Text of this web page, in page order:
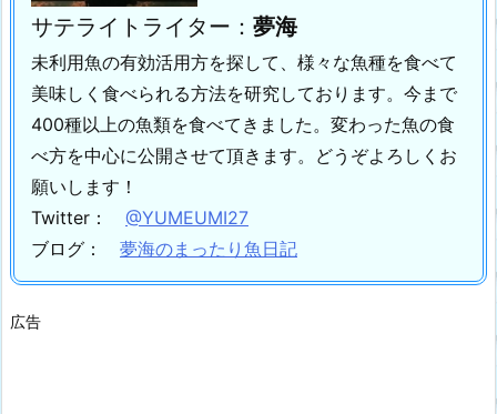
サテライトライター： 夢海
未利用魚の有効活用方を探して、様々な魚種を食べて
美味しく食べられる方法を研究しております。 今まで
400種以上の魚類を食べてきました。 変わった魚の食
べ方を中心に公開させて頂きます。 どうぞよろしくお
願いします！
Twitter： @YUMEUMI27
ブログ： 夢海のまったり魚日記
広告